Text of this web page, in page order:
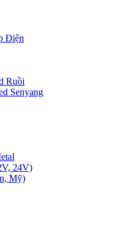
Điện
Ruồi
Senyang
24V)
Mỹ)